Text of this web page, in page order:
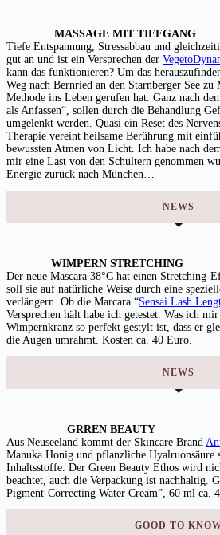
MASSAGE MIT TIEFGANG
Tiefe Entspannung, Stressabbau und
gut an und ist ein Versprechen der
kann das funktionieren? Um das
Weg nach Bernried an den Starnberger See zu
Methode ins Leben gerufen hat. Ganz nach
als Anfassen“, sollen durch die Behandlung
umgelenkt werden. Quasi ein Reset des
Therapie vereint heilsame Berührung mit
bewussten Atmen von Licht. Ich habe nach
mir eine Last von den Schultern genommen
Energie zurück nach München…
NEWS
WIMPERN STRETCHING
Der neue Mascara 38°C hat einen Stretching-
soll sie auf natürliche Weise durch eine
verlängern. Ob die Marcara “Sensai Lash
Versprechen hält habe ich getestet. Was ich
Wimpernkranz so perfekt gestylt ist, dass er
die Augen umrahmt. Kosten ca. 40 Euro.
NEWS
GRREN BEAUTY
Aus Neuseeland kommt der Skincare Brand
Manuka Honig und pflanzliche Hyalruonsäure
Inhaltsstoffe. Der Green Beauty Ethos wird
beachtet, auch die Verpackung ist nachhaltig.
Pigment-Correcting Water Cream”, 60 ml ca.
GOOD TO